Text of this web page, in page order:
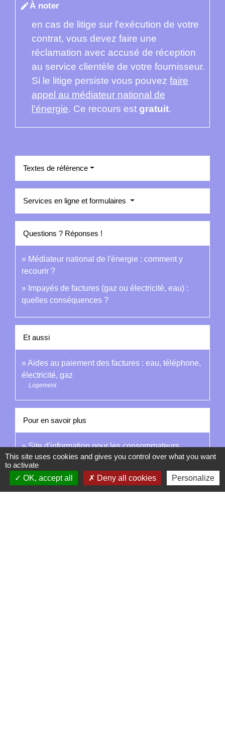
editÀ noter
en cas de litige sur l'exécution de votre
contrat, vous devez faire une
réclamation avec accusé de réception
au service clientèle de votre fournisseur.
Si le litige persiste vous pouvez faire
appel au médiateur national de
l'énergie. Ce recours est gratuit.
Textes de référence
Services en ligne et formulaires
Questions ? Réponses !
Médiateur national de l'énergie : comment y
recourir ?
Impayés de factures (gaz ou électricité, eau) :
quelles conséquences ?
Et aussi
Aides au paiement des factures : eau, téléphone,
électricité, gaz
Logement
Pour en savoir plus
Site d'information pour les consommateurs
d'électricité et de gazopen_in_new
Médiateur national de l'énergie
Fin des tarifs réglementés du gaz naturelopen_in_new
Institut national de la consommation (INC)
This site uses cookies and gives you control over what you want
to activate
OK, accept all
Deny all cookies Personalize